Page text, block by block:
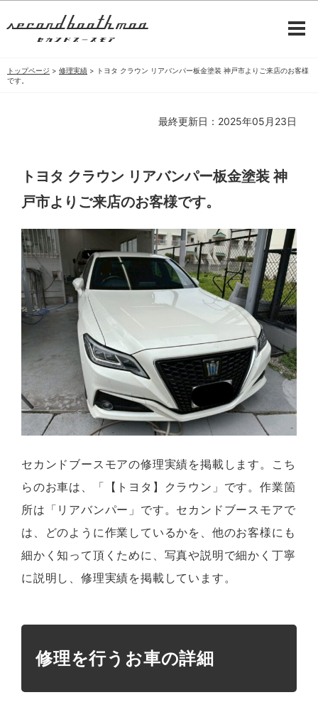
トップページ > 修理実績 > トヨタ クラウン リアバンパー板金塗装 神戸市よりご来店のお客様
です。
最終更新日：2025年05月23日
トヨタ クラウン リアバンパー板金塗装 神
戸市よりご来店のお客様です。
セカンドブースモアの修理実績を掲載します。こち
らのお車は、「【トヨタ】クラウン」です。作業箇
所は「リアバンパー」です。セカンドブースモアで
は、どのように作業しているかを、他のお客様にも
細かく知って頂くために、写真や説明で細かく丁寧
に説明し、修理実績を掲載しています。
修理を行うお車の詳細